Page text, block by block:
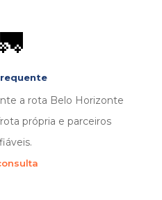
a rota Belo Horizonte
própria e parceiros